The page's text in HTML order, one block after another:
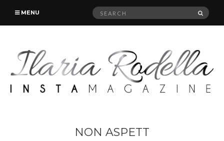
MENU
Search
NON ASPETT